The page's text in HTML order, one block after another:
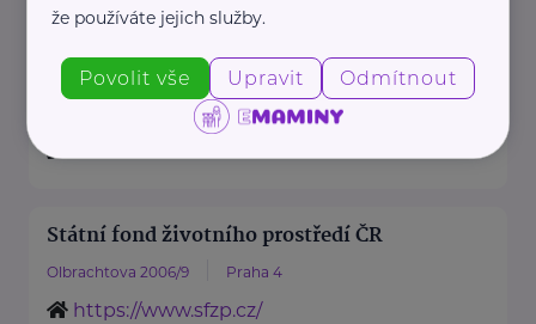
Loretánské náměstí 5 Praha 1 – Hradčany
https://www.mzv.cz/
Státní fond životního prostředí ČR
Olbrachtova 2006/9 Praha 4
https://www.sfzp.cz/
že používáte jejich služby.
Povolit vše Upravit Odmítnout